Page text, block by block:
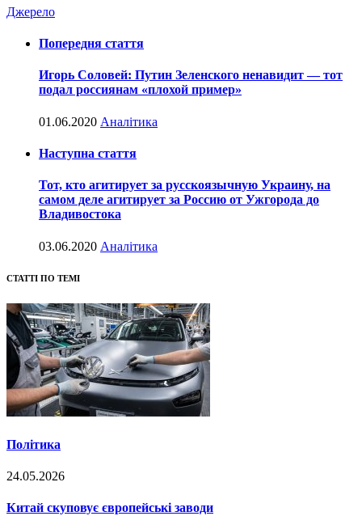
Джерело
Попередня стаття
Игорь Соловей: Путин Зеленского ненавидит — тот
подал россиянам «плохой пример»
01.06.2020 Аналітика
Наступна стаття
Тот, кто агитирует за русскоязычную Украину, на
самом деле агитирует за Россию от Ужгорода до
Владивостока
03.06.2020 Аналітика
СТАТТІ ПО ТЕМІ
Політика
24.05.2026
Китай скуповує європейські заводи